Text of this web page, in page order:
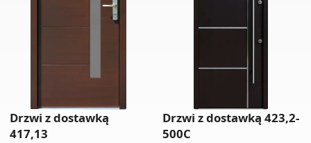
Drzwi z dostawką
417,13
Drzwi z dostawką 423,2-
500C